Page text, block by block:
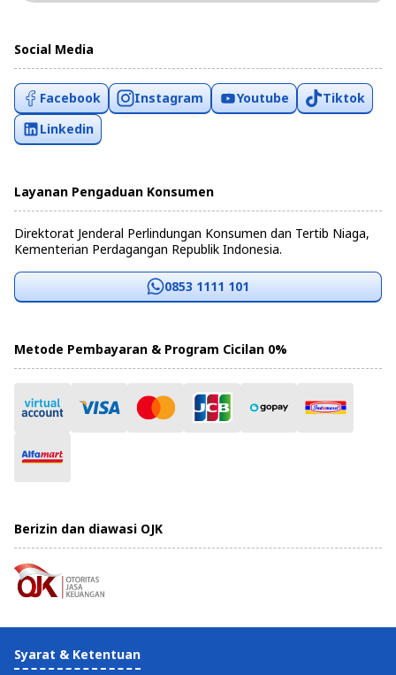
Social Media
Facebook Instagram Youtube
Tiktok
Linkedin
Layanan Pengaduan Konsumen
Direktorat Jenderal Perlindungan Konsumen dan Tertib Niaga,
Kementerian Perdagangan Republik Indonesia.
0853 1111 101
Metode Pembayaran & Program Cicilan 0%
Berizin dan diawasi OJK
Syarat & Ketentuan